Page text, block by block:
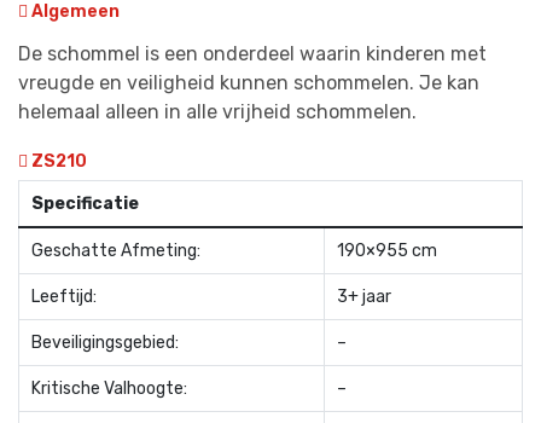
Algemeen
De schommel is een onderdeel waarin kinderen met
vreugde en veiligheid kunnen schommelen. Je kan
helemaal alleen in alle vrijheid schommelen.
ZS210
Specificatie
Geschatte Afmeting: 190×955 cm
Leeftijd: 3+ jaar
Beveiligingsgebied: –
Kritische Valhoogte: –